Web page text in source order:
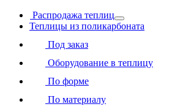
Распродажа теплиц
Теплицы из поликарбоната
Под заказ
Оборудование в теплицу
По форме
По материалу